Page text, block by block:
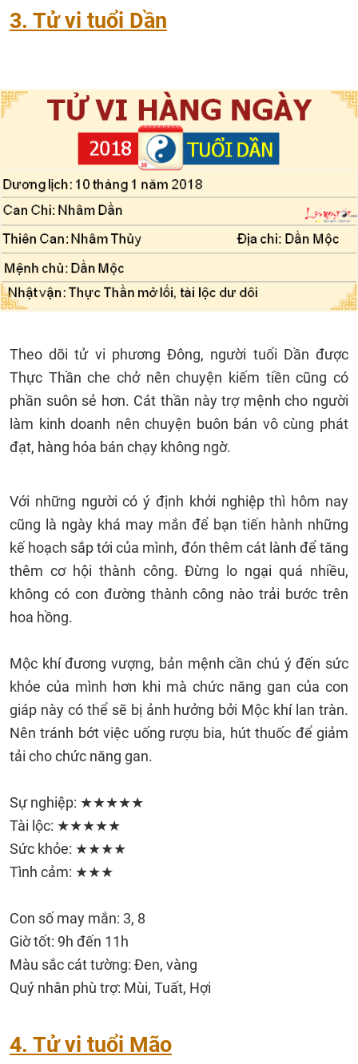
3. Tử vi tuổi Dần
Theo dõi tử vi phương Đông, người tuổi Dần được
Thực Thần che chở nên chuyện kiếm tiền cũng có
phần suôn sẻ hơn. Cát thần này trợ mệnh cho người
làm kinh doanh nên chuyện buôn bán vô cùng phát
đạt, hàng hóa bán chạy không ngờ.
Với những người có ý định khởi nghiệp thì hôm nay
cũng là ngày khá may mắn để bạn tiến hành những
kế hoạch sắp tới của mình, đón thêm cát lành để tăng
thêm cơ hội thành công. Đừng lo ngại quá nhiều,
không có con đường thành công nào trải bước trên
hoa hồng.
Mộc khí đương vượng, bản mệnh cần chú ý đến sức
khỏe của mình hơn khi mà chức năng gan của con
giáp này có thể sẽ bị ảnh hưởng bởi Mộc khí lan tràn.
Nên tránh bớt việc uống rượu bia, hút thuốc để giảm
tải cho chức năng gan.
Sự nghiệp: ★★★★★
Tài lộc: ★★★★★
Sức khỏe: ★★★★
Tình cảm: ★★★
Con số may mắn: 3, 8
Giờ tốt: 9h đến 11h
Màu sắc cát tường: Đen, vàng
Quý nhân phù trợ: Mùi, Tuất, Hợi
4. Tử vi tuổi Mão